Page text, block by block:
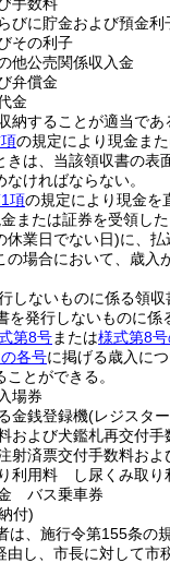
びに貯金および預金利
その利子
他公売関係収入金
弁償金
金
納することが適当で
の規定により現金ま
きは、当該領収書の
ければならない。
項の規定により現金を
または証券を受領し
休業日でない日)に、払
の場合において、歳入
しないものに係る領収
を発行しないものに係
第8号または様式第8
各号に掲げる歳入に
とができる。
場券
金銭登録機(レジスタ
および犬鑑札再交付
射済票交付手数料お
利用料 し尿くみ取り
バス乗車券
付)
は、施行令第155条の
由し、市長に対して市